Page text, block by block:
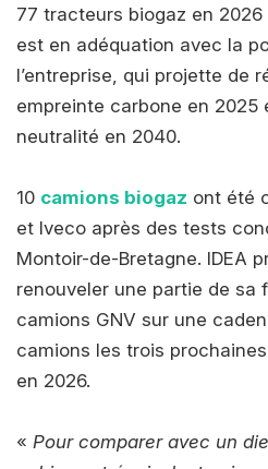
77 tracteurs biogaz en
est en adéquation avec la
l’entreprise, qui projette de
empreinte carbone en 2025
neutralité en 2040.
10 camions biogaz ont été
et Iveco après des tests
Montoir-de-Bretagne. IDEA
renouveler une partie de sa
camions GNV sur une
camions les trois
en 2026.
« Pour comparer avec un